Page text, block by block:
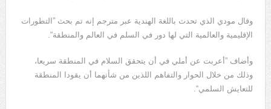
وقال مودي الذي تحدث باللغة الهندية عبر مترجم إنه تم بحث ”التطورات
الإقليمية والعالمية التي لها دور في السلم في العالم والمنطقة“.
وأضاف ”أعربت عن أملي في أن يتحقق السلام في المنطقة سريعا،
وذلك من خلال الحوار والتفاهم اللذين من شأنهما أن يقودا المنطقة
للتعايش السلمي“.